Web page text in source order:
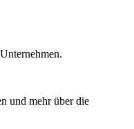
und mehr über die